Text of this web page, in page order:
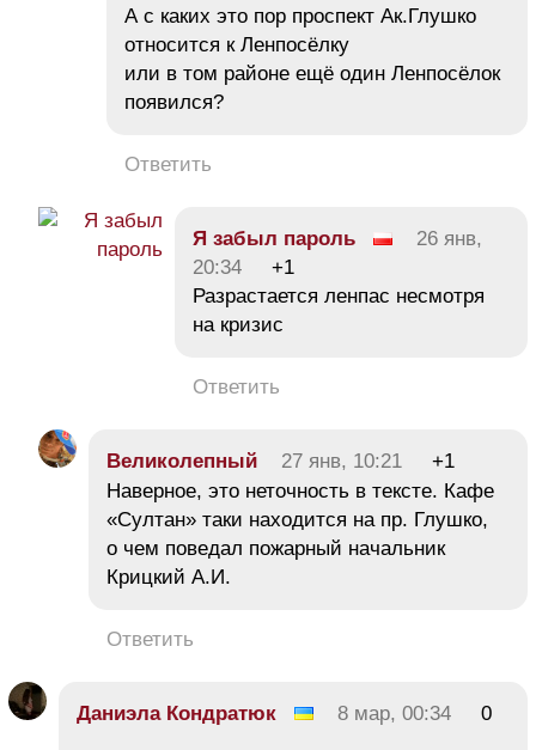
А с каких это пор проспект Ак.Глушко
относится к Ленпосёлку
или в том районе ещё один Ленпосёлок
появился?
Ответить
Я забыл пароль
26 янв,
20:34
+1
Разрастается ленпас несмотря
на кризис
Ответить
Великолепный 27 янв, 10:21
+1
Наверное, это неточность в тексте. Кафе
«Султан» таки находится на пр. Глушко,
о чем поведал пожарный начальник
Крицкий А.И.
Ответить
Даниэла Кондратюк 8 мар, 00:34 0